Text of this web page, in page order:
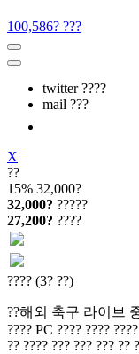
100,586? ???
twitter ????
mail ???
X
??
15% 32,000?
32,000? ?????
27,200? ????
???? (3? ??)
??해외 축구 라이브 중
???? PC ???? ????
?? ???? ??? ??? ??? ??